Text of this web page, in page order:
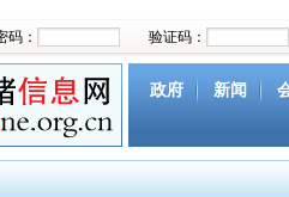
码： 验证码：
政府 新闻
资源
社团